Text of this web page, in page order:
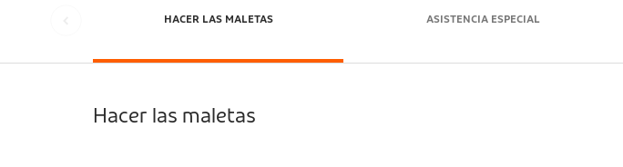
HACER LAS MALETAS ASISTENCIA ESPECIAL
Hacer las maletas